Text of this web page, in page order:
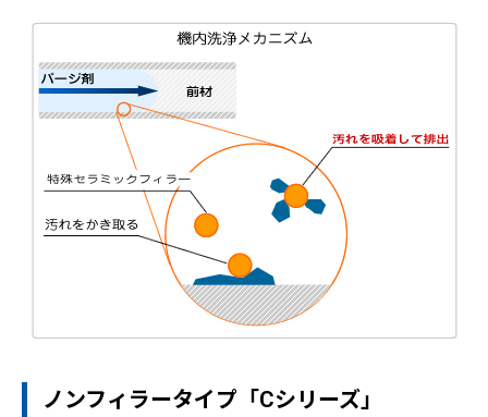
ノンフィラータイプ「Cシリーズ」